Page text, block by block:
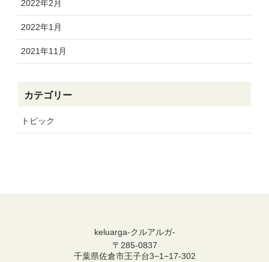
2022年2月
2022年1月
2021年11月
カテゴリー
トピック
keluarga-クルアルガ-
〒285-0837
千葉県佐倉市王子台3−1−17-302